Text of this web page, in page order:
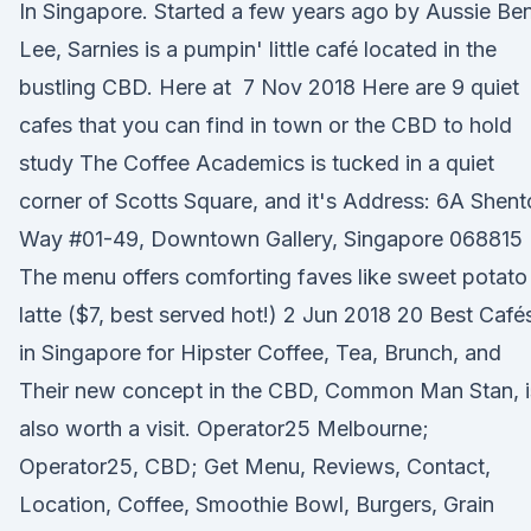
In Singapore. Started a few years ago by Aussie
Lee, Sarnies is a pumpin' little café located in the
bustling CBD. Here at 7 Nov 2018 Here are 9 quiet
cafes that you can find in town or the CBD to hold
study The Coffee Academics is tucked in a quiet
corner of Scotts Square, and it's Address: 6A
Way #01-49, Downtown Gallery, Singapore 068815
The menu offers comforting faves like sweet potato
latte ($7, best served hot!) 2 Jun 2018 20 Best
in Singapore for Hipster Coffee, Tea, Brunch, and
Their new concept in the CBD, Common Man Stan,
also worth a visit. Operator25 Melbourne;
Operator25, CBD; Get Menu, Reviews, Contact,
Location, Coffee, Smoothie Bowl, Burgers, Grain